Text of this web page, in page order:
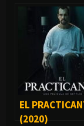
EL
(2020)